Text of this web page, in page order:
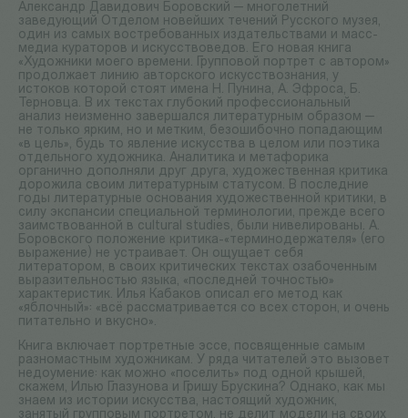
Александр Давидович Боровский — многолетний
заведующий Отделом новейших течений Русского музея,
один из самых востребованных издательствами и масс-
медиа кураторов и искусствоведов. Его новая книга
«Художники моего времени. Групповой портрет с автором»
продолжает линию авторского искусствознания, у
истоков которой стоят имена Н. Пунина, А. Эфроса, Б.
Терновца. В их текстах глубокий профессиональный
анализ неизменно завершался литературным образом —
не только ярким, но и метким, безошибочно попадающим
«в цель», будь то явление искусства в целом или поэтика
отдельного художника. Аналитика и метафорика
органично дополняли друг друга, художественная критика
дорожила своим литературным статусом. В последние
годы литературные основания художественной критики, в
силу экспансии специальной терминологии, прежде всего
заимствованной в cultural studies, были нивелированы. А.
Боровского положение критика-«терминодержателя» (его
выражение) не устраивает. Он ощущает себя
литератором, в своих критических текстах озабоченным
выразительностью языка, «последней точностью»
характеристик. Илья Кабаков описал его метод как
«яблочный»: «всё рассматривается со всех сторон, и очень
питательно и вкусно».
Книга включает портретные эссе, посвященные самым
разномастным художникам. У ряда читателей это вызовет
недоумение: как можно «поселить» под одной крышей,
скажем, Илью Глазунова и Гришу Брускина? Однако, как мы
знаем из истории искусства, настоящий художник,
занятый групповым портретом, не делит модели на своих